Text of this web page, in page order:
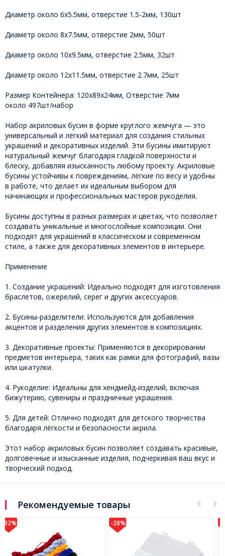
Диаметр около 6x5.5мм, отверстие 1.5-2мм, 130шт
Диаметр около 8x7.5мм, отверстие 2мм, 50шт
Диаметр около 10x9.5мм, отверстие 2.5мм, 32шт
Диаметр около 12x11.5мм, отверстие 2.7мм, 25шт
Размер Контейнера: 120х89х24мм, Отверстие 7мм
около 497шт/набор
Набор акриловых бусин в форме круглого жемчуга — это
универсальный и лёгкий материал для создания стильных
украшений и декоративных изделий. Эти бусины имитируют
натуральный жемчуг благодаря гладкой поверхности и
блеску, добавляя изысканность любому проекту. Акриловые
бусины устойчивы к повреждениям, лёгкие по весу и удобны
в работе, что делает их идеальным выбором для
начинающих и профессиональных мастеров рукоделия.
Бусины доступны в разных размерах и цветах, что позволяет
создавать уникальные и многослойные композиции. Они
подходят для украшений в классическом и современном
стиле, а также для декоративных элементов в интерьере.
Применение
1. Создание украшений: Идеально подходят для изготовления
браслетов, ожерелий, серег и других аксессуаров.
2. Бусины-разделители: Используются для добавления
акцентов и разделения других элементов в композициях.
3. Декоративные проекты: Применяются в декорировании
предметов интерьера, таких как рамки для фотографий, вазы
или шкатулки.
4. Рукоделие: Идеальны для хендмейд-изделий, включая
бижутерию, сувениры и праздничные украшения.
5. Для детей: Отлично подходят для детского творчества
благодаря лёгкости и безопасности акрила.
Этот набор акриловых бусин позволяет создавать красивые,
долговечные и изысканные изделия, подчеркивая ваш вкус и
творческий подход.
Рекомендуемые товары
-28% -32%